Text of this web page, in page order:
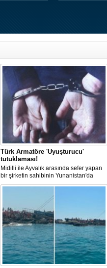
Türk Armatöre 'Uyuşturucu'
tutuklaması!
Midilli ile Ayvalık arasında sefer yapan
bir şirketin sahibinin Yunanistan'da
tutuklandığı bildirildi.